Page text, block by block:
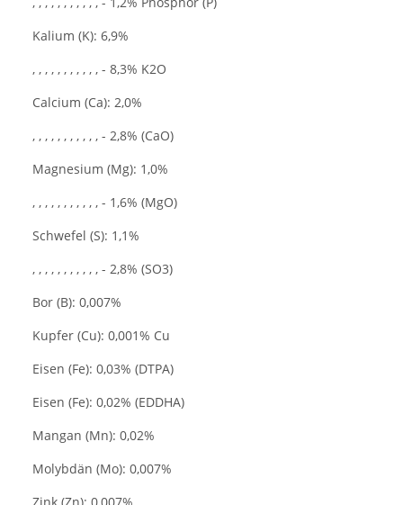
Kalium (K): 6,9%
, , , , , , , , , , , - 8,3% K2O
Calcium (Ca): 2,0%
, , , , , , , , , , , - 2,8% (CaO)
Magnesium (Mg): 1,0%
, , , , , , , , , , , - 1,6% (MgO)
Schwefel (S): 1,1%
, , , , , , , , , , , - 2,8% (SO3)
Bor (B): 0,007%
Kupfer (Cu): 0,001% Cu
Eisen (Fe): 0,03% (DTPA)
Eisen (Fe): 0,02% (EDDHA)
Mangan (Mn): 0,02%
Molybdän (Mo): 0,007%